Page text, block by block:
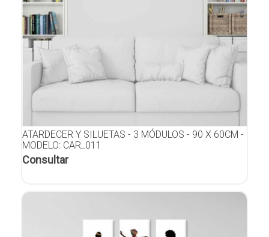
ATARDECER Y SILUETAS - 3 MÓDULOS - 90 X 60CM -
MODELO: CAR_011
Consultar